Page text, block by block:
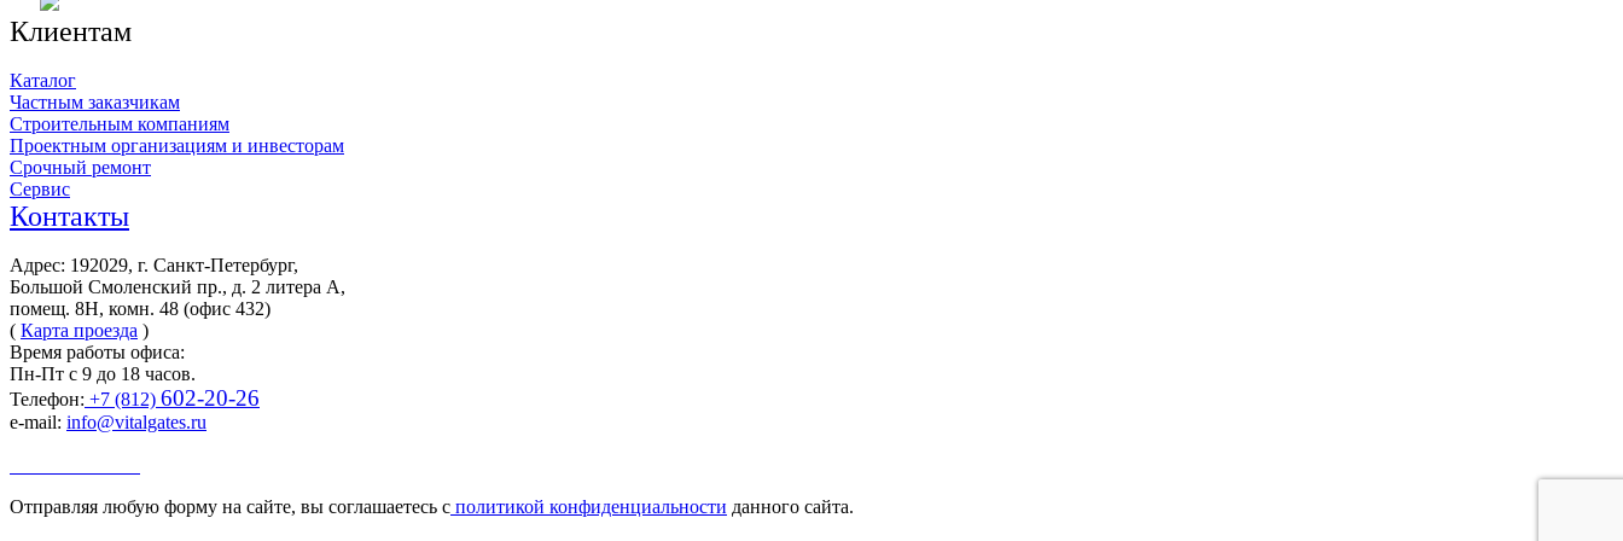
Клиентам
Каталог
Частным заказчикам
Строительным компаниям
Проектным организациям и инвесторам
Срочный ремонт
Сервис
Контакты
Адрес: 192029, г. Санкт-Петербург,
Большой Смоленский пр., д. 2 литера А,
помещ. 8Н, комн. 48 (офис 432)
( Карта проезда )
Время работы офиса:
Пн-Пт с 9 до 18 часов.
Телефон: +7 (812) 602-20-26
e-mail: info@vitalgates.ru
Отправляя любую форму на сайте, вы соглашаетесь с политикой конфиденциальности данного сайта.